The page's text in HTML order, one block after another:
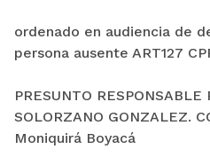
ordenado en audiencia de
persona ausente ART127
PRESUNTO RESPONSABLE
SOLORZANO GONZALEZ.
Moniquirá Boyacá